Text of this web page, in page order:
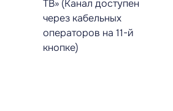
ТВ» (Канал доступен
через кабельных
операторов на 11-й
кнопке)